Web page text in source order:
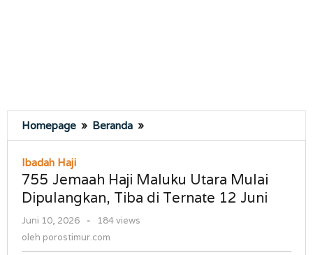
Homepage » Beranda »
Jemaah
Maluku
Utara
Mulai
di
Ibadah Haji
755 Jemaah Haji Maluku Utara Mulai
Dipulangkan, Tiba di Ternate 12 Juni
Juni 10, 2026
oleh
-
184 views
oleh porostimur.com